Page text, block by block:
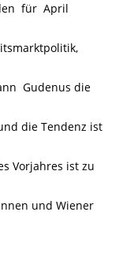
für April
Gudenus die
die Tendenz ist
Vorjahres ist zu
und Wiener